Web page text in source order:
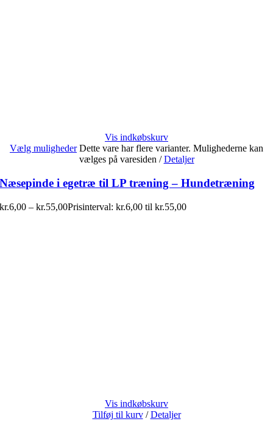
Vis indkøbskurv
Vælg muligheder Dette vare har flere varianter. Mulighederne kan
vælges på varesiden / Detaljer
Næsepinde i egetræ til LP træning – Hundetræning
kr.6,00 – kr.55,00Prisinterval: kr.6,00 til kr.55,00
Vis indkøbskurv
Tilføj til kurv / Detaljer